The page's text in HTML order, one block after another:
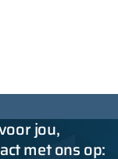
jou,
met ons op: